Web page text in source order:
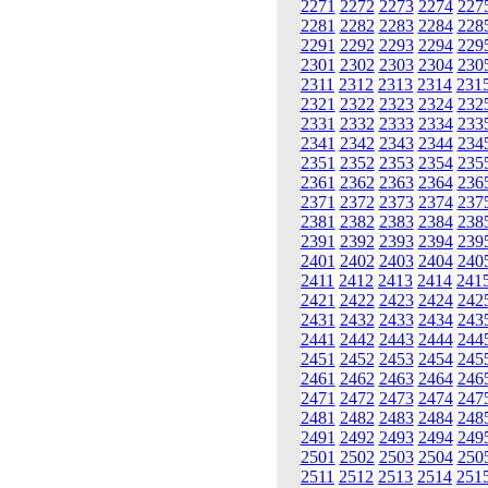
2271 2272 2273 2274
2281 2282 2283 2284
2291 2292 2293 2294
2301 2302 2303 2304
2311 2312 2313 2314
2321 2322 2323 2324
2331 2332 2333 2334
2341 2342 2343 2344
2351 2352 2353 2354
2361 2362 2363 2364
2371 2372 2373 2374
2381 2382 2383 2384
2391 2392 2393 2394
2401 2402 2403 2404
2411 2412 2413 2414
2421 2422 2423 2424
2431 2432 2433 2434
2441 2442 2443 2444
2451 2452 2453 2454
2461 2462 2463 2464
2471 2472 2473 2474
2481 2482 2483 2484
2491 2492 2493 2494
2501 2502 2503 2504
2511 2512 2513 2514